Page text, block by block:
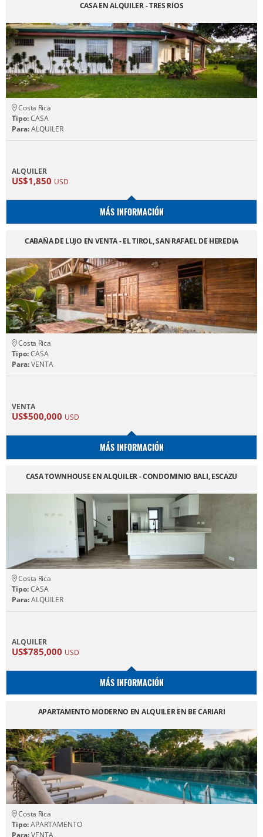
CASA EN ALQUILER - TRES RÍOS
Costa Rica
Tipo:CASA
Para:ALQUILER
ALQUILER
US$1,850 USD
MÁS INFORMACIÓN
CABAÑA DE LUJO EN VENTA - EL TIROL, SAN RAFAEL DE HEREDIA
Costa Rica
Tipo:CASA
Para:VENTA
VENTA
US$500,000 USD
MÁS INFORMACIÓN
CASA TOWNHOUSE EN ALQUILER - CONDOMINIO BALI, ESCAZU
Costa Rica
Tipo:CASA
Para:ALQUILER
ALQUILER
US$785,000 USD
MÁS INFORMACIÓN
APARTAMENTO MODERNO EN ALQUILER EN BE CARIARI
Costa Rica
Tipo:APARTAMENTO
Para:VENTA